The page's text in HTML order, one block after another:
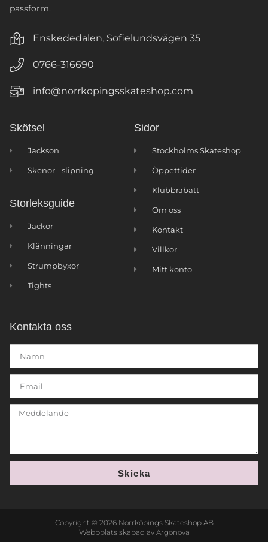
passform.
Enskededalen, Sofielundsvägen 35
0766-316690
info@norrkopingsskateshop.com
Skötsel
Jackson
Skenor - slipning
Storleksguide
Jackor
Klänningar
Strumpbyxor
Tights
Sidor
Stockholms Skateshop
Öppettider
Klubbrabatt
Om oss
Kontakt
Villkor
Mitt konto
Kontakta oss
Skicka
Copyright © 2026 Norrköpings Skateshop AB
Webbplats skapad av Argonova